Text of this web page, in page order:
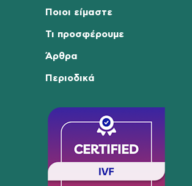
Ποιοι είμαστε
Τι προσφέρουμε
Άρθρα
Περιοδικά